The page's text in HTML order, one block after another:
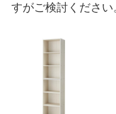
すがご検討ください